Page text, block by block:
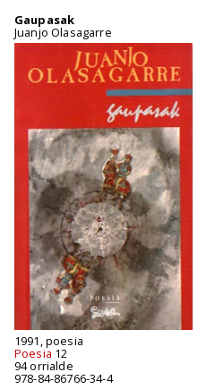
Gaupasak
Juanjo Olasagarre
1991, poesia
Poesia 12
94 orrialde
978-84-86766-34-4